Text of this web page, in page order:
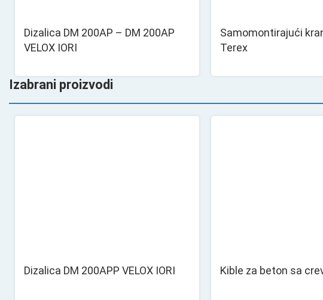
Dizalica DM 200AP – DM 200AP
VELOX IORI
Samomontirajući
Terex
Izabrani proizvodi
Dizalica DM 200APP VELOX IORI Kible za beton sa